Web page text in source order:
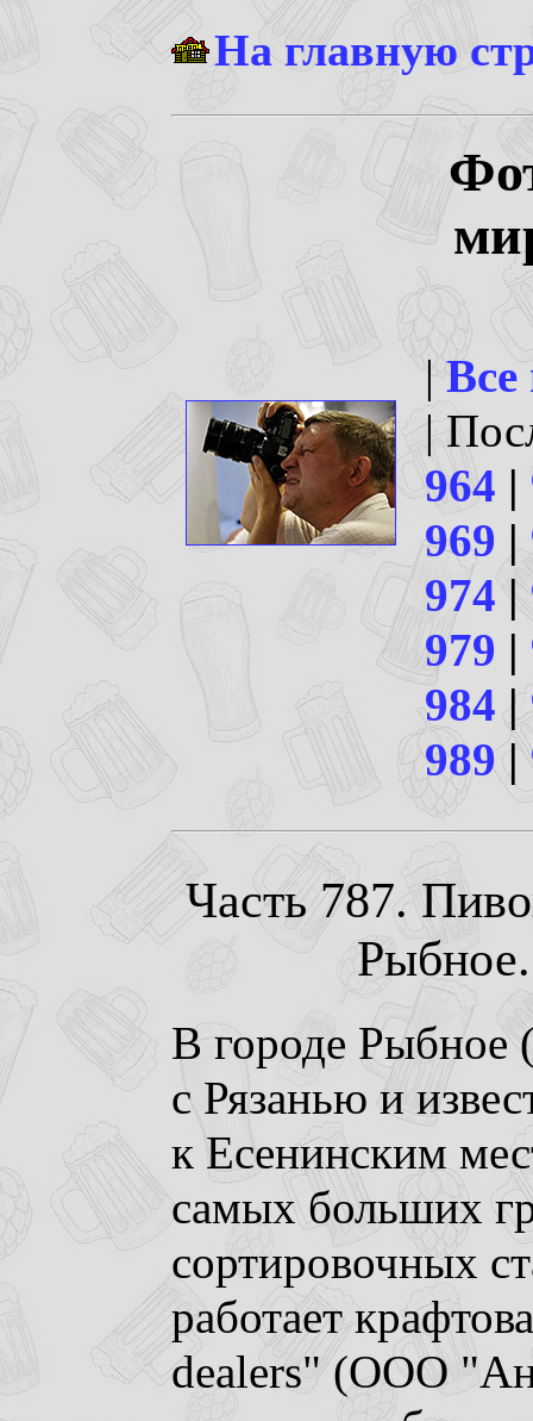
На главную
|
|
964 |
969 |
974|
979 |
984 |
989|
Часть 787.
В городе Рыбное
с Рязанью и
к Есенинским
самых больших
сортировочных
работает
dealers" (ООО